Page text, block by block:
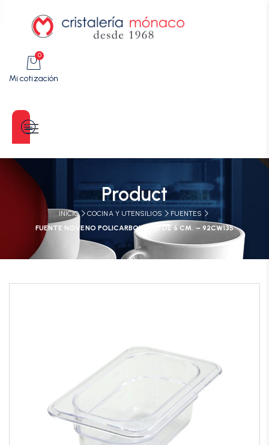
0
Mi cotización
Categorías
Product
INICIO COCINA Y UTENSILIOS
FUENTES
FUENTE NOVENO POLICARBONATO DE 6 CM. – 92CW135